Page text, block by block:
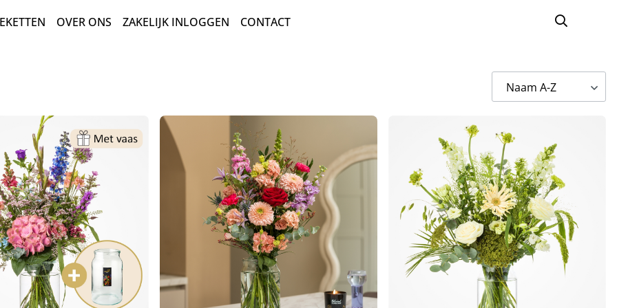
MEEST DUURZAME KEUZE
PLANTEN
PLUK EN VELDBOEKETTEN
ROUW EN CONDOLEANCE
ROZEN
SEIZOENSBOEKETTEN
VERJAARDAG EN FELICITATIE
OVER ONS ZAKELIJK INLOGGEN CONTACT